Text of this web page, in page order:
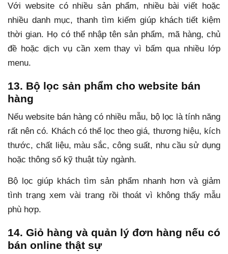
Với website có nhiều sản phẩm, nhiều bài viết hoặc
nhiều danh mục, thanh tìm kiếm giúp khách tiết kiệm
thời gian. Họ có thể nhập tên sản phẩm, mã hàng, chủ
đề hoặc dịch vụ cần xem thay vì bấm qua nhiều lớp
menu.
13. Bộ lọc sản phẩm cho website bán
hàng
Nếu website bán hàng có nhiều mẫu, bộ lọc là tính năng
rất nên có. Khách có thể lọc theo giá, thương hiệu, kích
thước, chất liệu, màu sắc, công suất, nhu cầu sử dụng
hoặc thông số kỹ thuật tùy ngành.
Bộ lọc giúp khách tìm sản phẩm nhanh hơn và giảm
tình trạng xem vài trang rồi thoát vì không thấy mẫu
phù hợp.
14. Giỏ hàng và quản lý đơn hàng nếu có
bán online thật sự